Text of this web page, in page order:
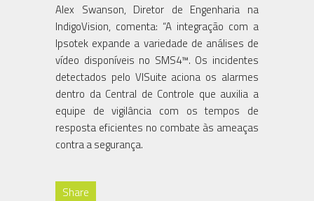
Alex Swanson, Diretor de Engenharia na
IndigoVision, comenta: “A integração com a
Ipsotek expande a variedade de análises de
vídeo disponíveis no SMS4™. Os incidentes
detectados pelo VISuite aciona os alarmes
dentro da Central de Controle que auxilia a
equipe de vigilância com os tempos de
resposta eficientes no combate às ameaças
contra a segurança.
Share